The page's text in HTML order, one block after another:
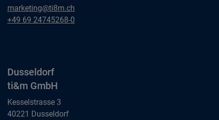
Frankfurt am Main
ti&m GmbH
marketing@ti8m.ch
Frankfurt am Main
+49 69 24745268-0
Dusseldorf
ti&m GmbH
Kesselstrasse 3
40221 Dusseldorf